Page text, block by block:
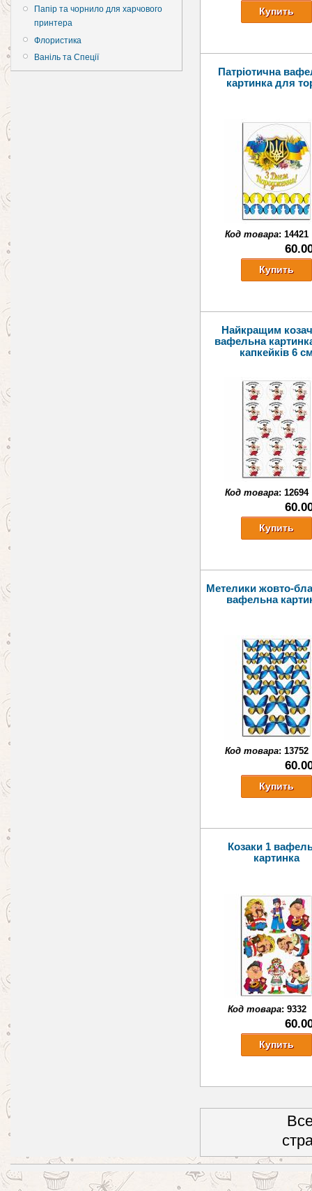
Папір та чорнило для харчового
принтера
Флористика
Ваніль та Спеції
Патріотична
картинка для
Код товара:14421
Найкращим
вафельна
капкейків 6
Код товара:12694
Метелики жовто-
вафельна
Код товара:13752
Козаки 1
картинка
Код товара: 9332